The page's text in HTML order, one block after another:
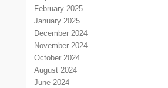
February 2025
January 2025
December 2024
November 2024
October 2024
August 2024
June 2024